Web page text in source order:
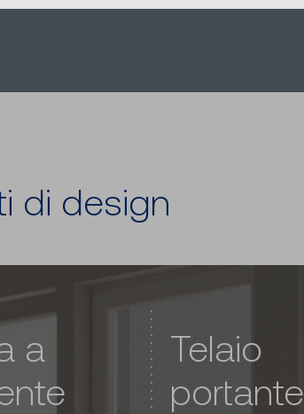
di design
a
Telaio
portante